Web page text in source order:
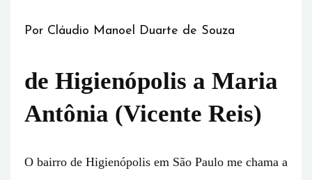
Por Cláudio Manoel Duarte de Souza
de Higienópolis a Maria
Antônia (Vicente Reis)
O bairro de Higienópolis em São Paulo me chama a